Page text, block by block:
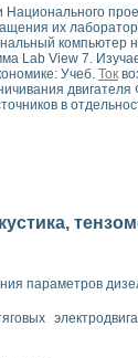
сред
наноструктур
с применением
на основе платы
структурах
источником тока
их
компьютер
Lab View 7.
Учеб. Ток
в
параметров